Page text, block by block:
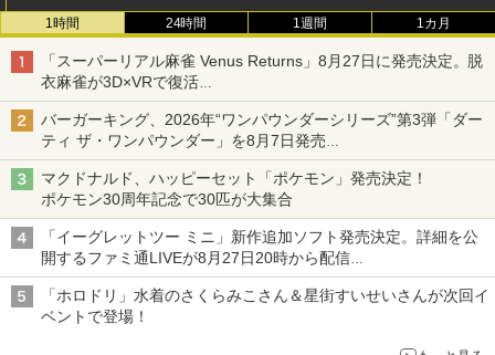
1時間 24時間 1週間 1カ月
「スーパーリアル麻雀 Venus Returns」8月27日に発売決定。脱
衣麻雀が3D×VRで復活
発売から2週間は20%オフになるセールが実施
バーガーキング、2026年“ワンパウンダーシリーズ”第3弾「ダー
ティ ザ・ワンパウンダー」を8月7日発売
「特製ガーリックマヨソース」を使用した超大型チーズバーガー
マクドナルド、ハッピーセット「ポケモン」発売決定！
ポケモン30周年記念で30匹が大集合
「イーグレットツー ミニ」新作追加ソフト発売決定。詳細を公
開するファミ通LIVEが8月27日20時から配信
シリーズ累計100タイトルへ
「ホロドリ」水着のさくらみこさん＆星街すいせいさんが次回イ
ベントで登場！